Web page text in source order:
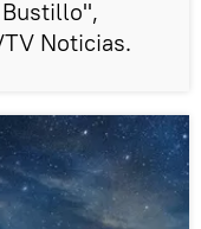
Noticias.